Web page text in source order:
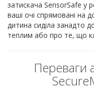
затискача SensorSafe у
ваші очі спрямовані на
дитина сиділа занадто
теплим або про те, що
Переваги